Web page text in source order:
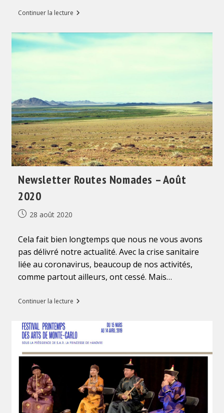
Continuer la lectureAlerte
culturel
:
Suppression
le
gouvernement
chinois
dans
sa
région
autonome
de
Mongolie-
Newsletter Routes Nomades – Août
2020
Publication
28 août 2020
Cela fait bien longtemps que nous ne vous avons
pas délivré notre actualité. Avec la crise sanitaire
liée au coronavirus, beaucoup de nos activités,
comme partout ailleurs, ont cessé. Mais…
Continuer la lectureNewsletter
Août
2020